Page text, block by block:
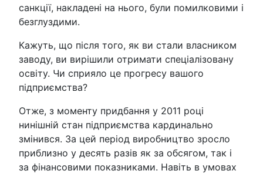
санкції, накладені на нього, були помилковими і
безглуздими.
Кажуть, що після того, як ви стали власником
заводу, ви вирішили отримати спеціалізовану
освіту. Чи сприяло це прогресу вашого
підприємства?
Отже, з моменту придбання у 2011 році
нинішній стан підприємства кардинально
змінився. За цей період виробництво зросло
приблизно у десять разів як за обсягом, так і
за фінансовими показниками. Навіть в умовах